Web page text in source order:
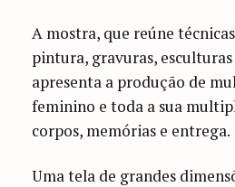
A mostra, que reúne
pintura, gravuras,
apresenta a produção de
feminino e toda a sua
corpos, memórias e entrega.
Uma tela de grandes